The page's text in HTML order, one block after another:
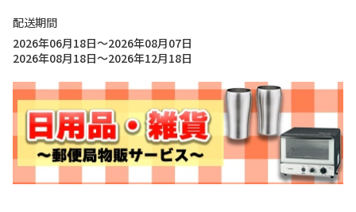
配送期間
2026年06月18日～2026年08月07日
2026年08月18日～2026年12月18日